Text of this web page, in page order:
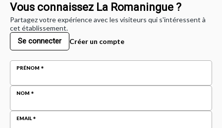
Vous connaissez La Romaningue ?
Partagez votre expérience avec les visiteurs qui s'intéressent à
cet établissement.
Se connecter Créer un compte
PRÉNOM
NOM
EMAIL